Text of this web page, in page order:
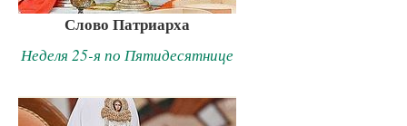
Слово Патриарха
Неделя 25-я по Пятидесятнице